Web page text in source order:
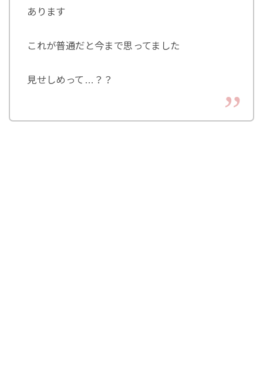
あります
これが普通だと今まで思ってました
見せしめって…？？